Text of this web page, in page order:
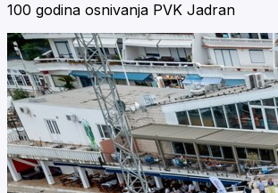
100 godina osnivanja PVK Jadran